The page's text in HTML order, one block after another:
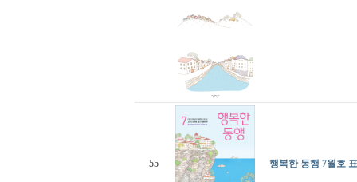
55 행복한 동행 7월호